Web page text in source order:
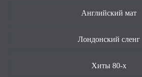
Английский мат
Лондонский сленг
Хиты 80-х